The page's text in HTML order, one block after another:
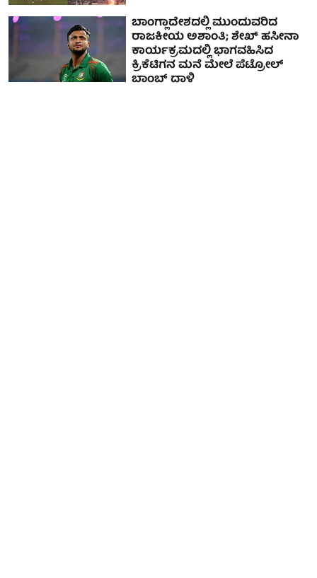
ಬಾಂಗ್ಲಾದೇಶದಲ್ಲಿ ಮುಂದುವರಿದ
ರಾಜಕೀಯ ಅಶಾಂತಿ; ಶೇಖ್ ಹಸೀನಾ
ಕಾರ್ಯಕ್ರಮದಲ್ಲಿ ಭಾಗವಹಿಸಿದ
ಕ್ರಿಕೆಟಿಗನ ಮನೆ ಮೇಲೆ ಪೆಟ್ರೋಲ್
ಬಾಂಬ್ ದಾಳಿ